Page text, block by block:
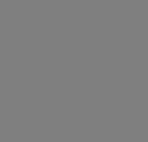
naturalnej bawełny,
oraz komfort noszenia.
i wyjątkowo